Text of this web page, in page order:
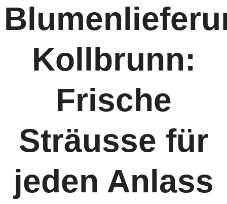
Kollbrunn:
Frische
Sträusse für
jeden Anlass